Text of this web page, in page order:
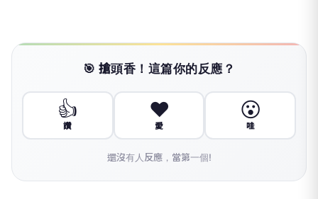
🎯 搶頭香！這篇你的反應？
👍
讚
❤️
愛
😮
哇
還沒有人反應，當第一個!